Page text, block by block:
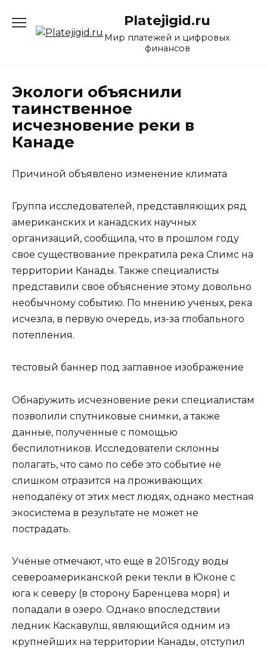
содержанию
Platejigid.ru
Мир платежей и цифровых
финансов
Экологи объяснили
таинственное
исчезновение реки в
Канаде
Причиной объявлено изменение климата
Группа исследователей, представляющих ряд
американских и канадских научных
организаций, сообщила, что в прошлом году
свое существование прекратила река Слимс на
территории Канады. Также специалисты
представили своё объяснение этому довольно
необычному событию. По мнению ученых, река
исчезла, в первую очередь, из-за глобального
потепления.
тестовый баннер под заглавное изображение
Обнаружить исчезновение реки специалистам
позволили спутниковые снимки, а также
данные, полученные с помощью
беспилотников. Исследователи склонны
полагать, что само по себе это событие не
слишком отразится на проживающих
неподалёку от этих мест людях, однако местная
экосистема в результате не может не
пострадать.
Учёные отмечают, что ещё в 2015году воды
североамериканской реки текли в Юконе с
юга к северу (в сторону Баренцева моря) и
попадали в озеро. Однако впоследствии
ледник Каскавулш, являющийся одним из
крупнейших на территории Канады, отступил